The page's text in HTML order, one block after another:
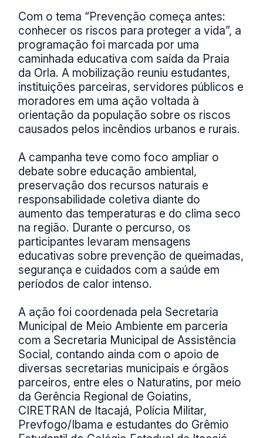
Com o tema “Prevenção começa antes:
conhecer os riscos para proteger a vida”, a
programação foi marcada por uma
caminhada educativa com saída da Praia
da Orla. A mobilização reuniu estudantes,
instituições parceiras, servidores públicos e
moradores em uma ação voltada à
orientação da população sobre os riscos
causados pelos incêndios urbanos e rurais.
A campanha teve como foco ampliar o
debate sobre educação ambiental,
preservação dos recursos naturais e
responsabilidade coletiva diante do
aumento das temperaturas e do clima seco
na região. Durante o percurso, os
participantes levaram mensagens
educativas sobre prevenção de queimadas,
segurança e cuidados com a saúde em
períodos de calor intenso.
A ação foi coordenada pela Secretaria
Municipal de Meio Ambiente em parceria
com a Secretaria Municipal de Assistência
Social, contando ainda com o apoio de
diversas secretarias municipais e órgãos
parceiros, entre eles o Naturatins, por meio
da Gerência Regional de Goiatins,
CIRETRAN de Itacajá, Polícia Militar,
Prevfogo/Ibama e estudantes do Grêmio